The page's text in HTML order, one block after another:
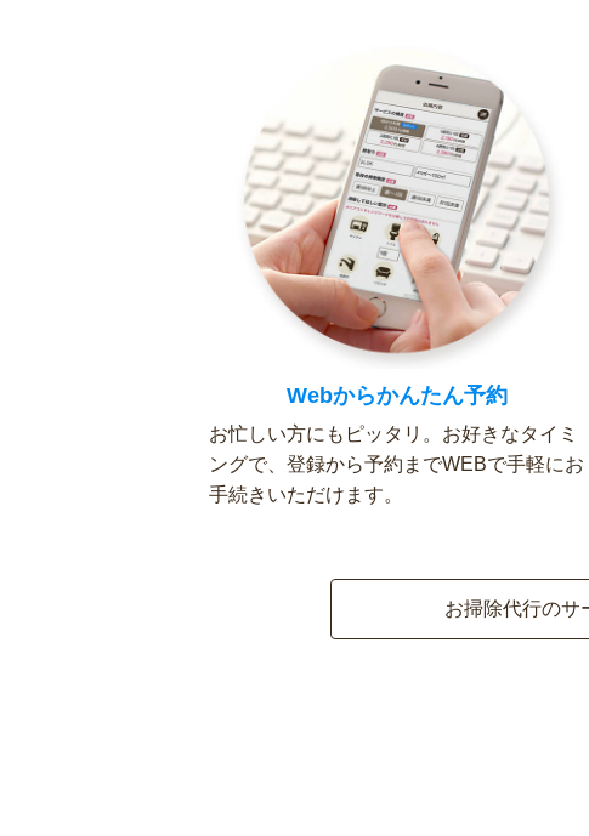
Webからかんたん予約
お忙しい方にもピッタリ。お好きなタイミ
ングで、登録から予約までWEBで手軽にお
手続きいただけます。
お掃除代行のサ